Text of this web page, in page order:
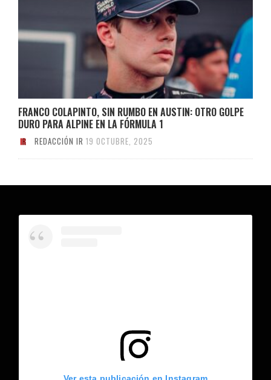
FRANCO COLAPINTO, SIN RUMBO EN AUSTIN: OTRO GOLPE
DURO PARA ALPINE EN LA FÓRMULA 1
REDACCIÓN IR 19 OCTUBRE, 2025